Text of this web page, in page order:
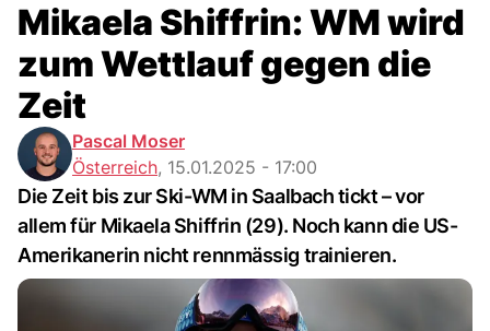
Mikaela Shiffrin: WM wird
zum Wettlauf gegen die
Zeit
Pascal Moser
Österreich, 15.01.2025 - 17:00
Die Zeit bis zur Ski-WM in Saalbach tickt – vor
allem für Mikaela Shiffrin (29). Noch kann die US-
Amerikanerin nicht rennmässig trainieren.